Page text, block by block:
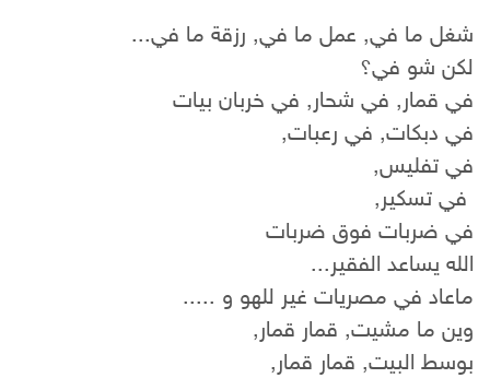
شغل ما في, عمل ما في, رزقة ما في...
لكن شو في؟
في قمار, في شحار, في خربان بيات
في دبكات, في رعبات,
في تفليس,
في تسكير,
في ضربات فوق ضربات
الله يساعد الفقير...
ماعاد في مصريات غير للهو و .....
وين ما مشيت, قمار قمار,
بوسط البيت, قمار قمار,